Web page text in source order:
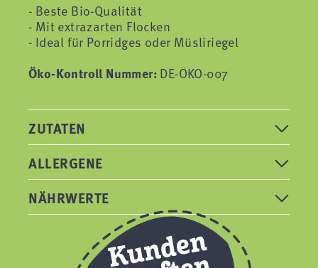
- Beste Bio-Qualität
- Mit extrazarten Flocken
- Ideal für Porridges oder Müsliriegel
Öko-Kontroll Nummer: DE-ÖKO-007
ZUTATEN
ALLERGENE
NÄHRWERTE